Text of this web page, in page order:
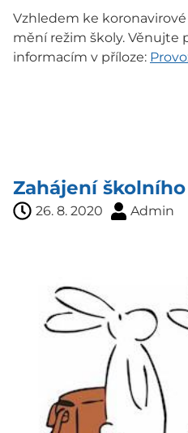
Vzhledem ke
mění režim školy. Věnujte
informacím v příloze:
Zahájení
26. 8. 2020 Admin